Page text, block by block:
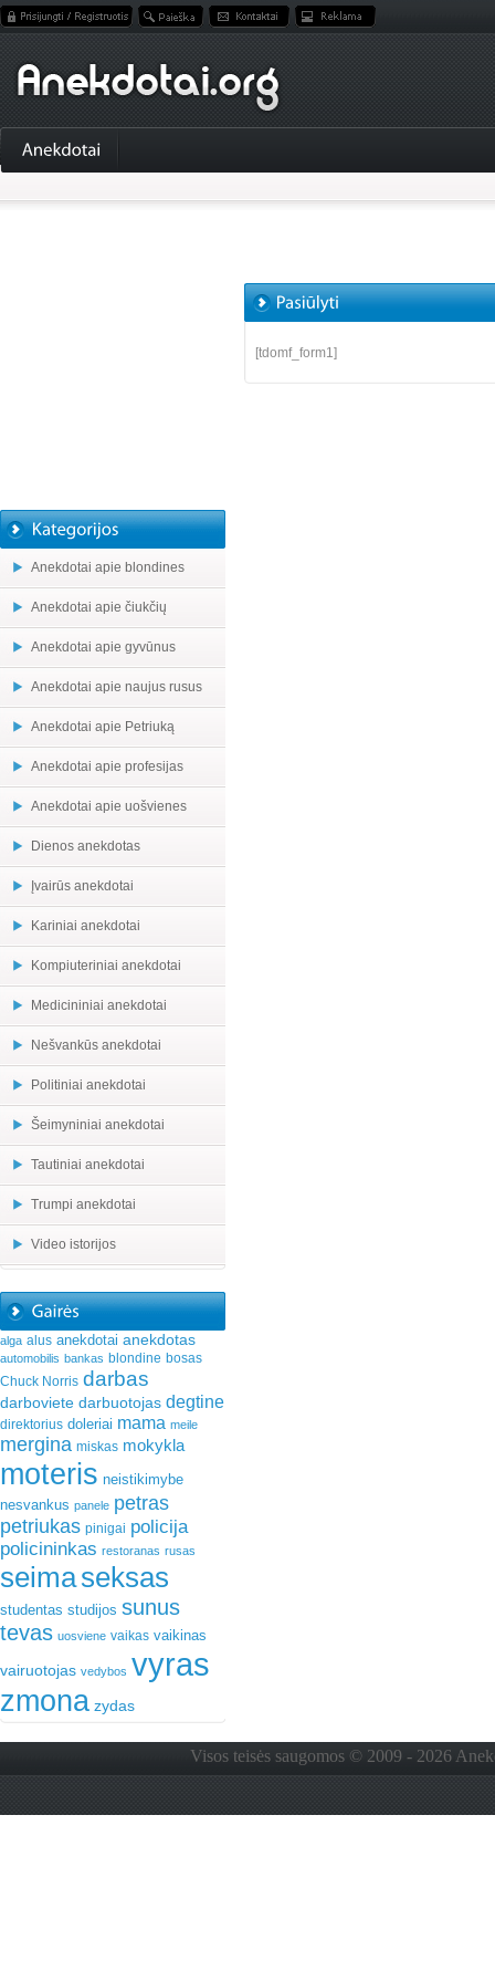
Anekdotai apie blondines
Anekdotai apie čiukčių
Anekdotai apie gyvūnus
Anekdotai apie naujus rusus
Anekdotai apie Petriuką
Anekdotai apie profesijas
Anekdotai apie uošvienes
Dienos anekdotas
Įvairūs anekdotai
Kariniai anekdotai
Kompiuteriniai anekdotai
Medicininiai anekdotai
Nešvankūs anekdotai
Politiniai anekdotai
Šeimyniniai anekdotai
Tautiniai anekdotai
Trumpi anekdotai
Video istorijos
alga alus anekdotai anekdotas
automobilis bankas blondine bosas
Chuck Norris darbas
darboviete darbuotojas degtine
direktorius doleriai mama meile
mergina miskas mokykla
moteris neistikimybe
nesvankus panele petras
petriukas pinigai policija
policininkas restoranas rusas
seimaseksas
studentas studijos sunus
tevas uosviene vaikas vaikinas
vairuotojas vedybos vyras
zmona zydas
[tdomf_form1]
Visos teisės saugomos © 2009 - 2026